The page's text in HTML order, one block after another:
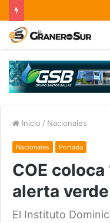
Inicio / Nacionales
Nacionales Portada
COE
alerta
El Instituto